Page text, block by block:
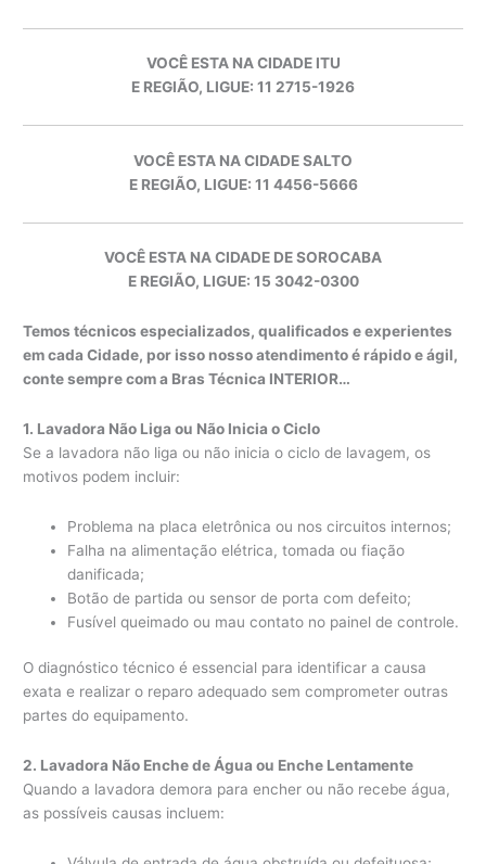
VOCÊ ESTA NA CIDADE ITU
E REGIÃO, LIGUE: 11 2715-1926
VOCÊ ESTA NA CIDADE SALTO
E REGIÃO, LIGUE: 11 4456-5666
VOCÊ ESTA NA CIDADE DE SOROCABA
E REGIÃO, LIGUE: 15 3042-0300
Temos técnicos especializados, qualificados e experientes
em cada Cidade, por isso nosso atendimento é rápido e ágil,
conte sempre com a Bras Técnica INTERIOR…
1. Lavadora Não Liga ou Não Inicia o Ciclo
Se a lavadora não liga ou não inicia o ciclo de lavagem, os
motivos podem incluir:
Problema na placa eletrônica ou nos circuitos internos;
Falha na alimentação elétrica, tomada ou fiação
danificada;
Botão de partida ou sensor de porta com defeito;
Fusível queimado ou mau contato no painel de controle.
O diagnóstico técnico é essencial para identificar a causa
exata e realizar o reparo adequado sem comprometer outras
partes do equipamento.
2. Lavadora Não Enche de Água ou Enche Lentamente
Quando a lavadora demora para encher ou não recebe água,
as possíveis causas incluem: